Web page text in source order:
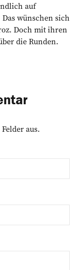
auf
wünschen sich
Doch mit ihren
die Runden.
aus.